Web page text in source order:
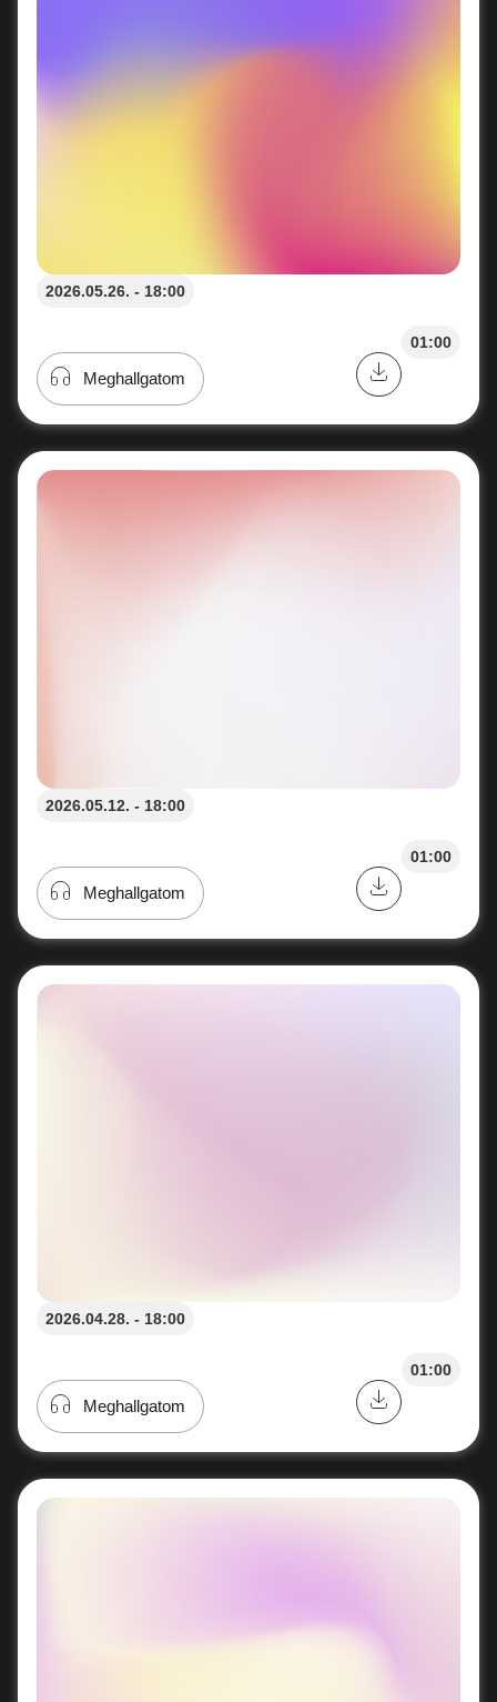
2026.05.26. - 18:00
01:00
Meghallgatom
2026.05.12. - 18:00
01:00
Meghallgatom
2026.04.28. - 18:00
01:00
Meghallgatom